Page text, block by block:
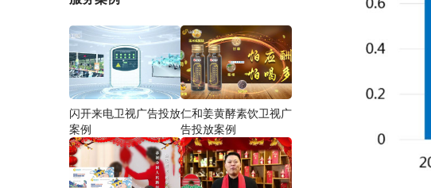
闪开来电卫视广告投放
案例
仁和姜黄酵素饮卫视广
告投放案例